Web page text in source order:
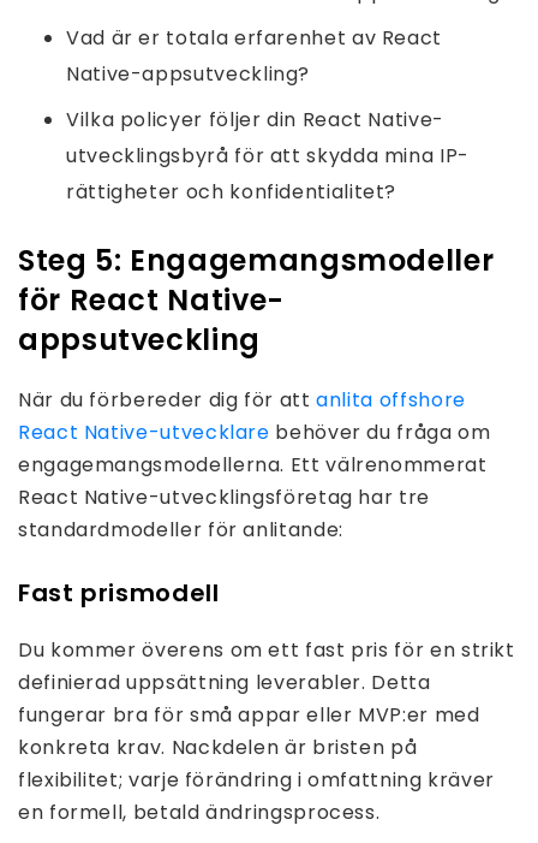
Vad är er totala erfarenhet av React
Native-appsutveckling?
Vilka policyer följer din React Native-
utvecklingsbyrå för att skydda mina IP-
rättigheter och konfidentialitet?
Steg 5: Engagemangsmodeller
för React Native-
appsutveckling
När du förbereder dig för attanlita offshore
React Native-utvecklare behöver du fråga om
engagemangsmodellerna. Ett välrenommerat
React Native-utvecklingsföretag har tre
standardmodeller för anlitande:
Fast prismodell
Du kommer överens om ett fast pris för en strikt
definierad uppsättning leverabler. Detta
fungerar bra för små appar eller MVP:er med
konkreta krav. Nackdelen är bristen på
flexibilitet; varje förändring i omfattning kräver
en formell, betald ändringsprocess.